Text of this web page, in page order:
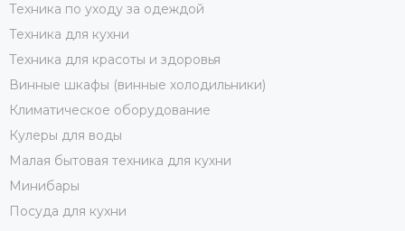
Техника по уходу за одеждой
Техника для кухни
Техника для красоты и здоровья
Винные шкафы (винные холодильники)
Климатическое оборудование
Кулеры для воды
Малая бытовая техника для кухни
Минибары
Посуда для кухни